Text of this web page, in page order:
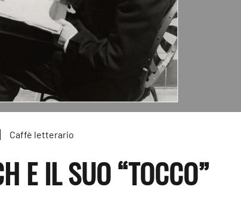
Caffè letterario
E IL SUO “TOCCO”